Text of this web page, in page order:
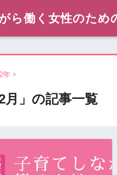
ら働く女性のため
年
2月」の記事一覧